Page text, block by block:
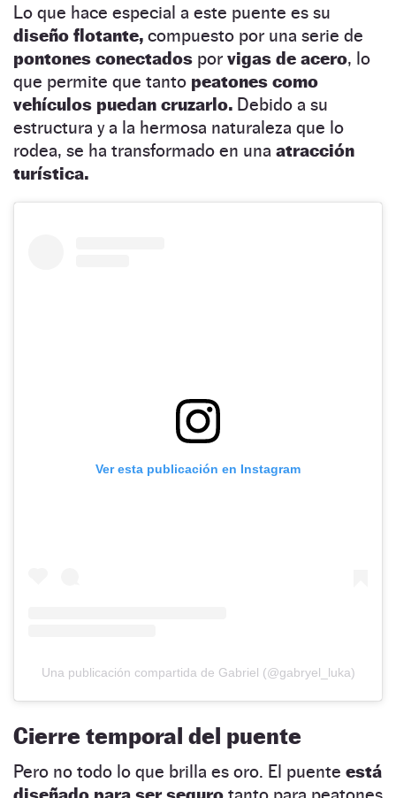
Lo que hace especial a este puente es su
diseño flotante, compuesto por una serie de
pontones conectados por vigas de acero, lo
que permite que tanto peatones como
vehículos puedan cruzarlo. Debido a su
estructura y a la hermosa naturaleza que lo
rodea, se ha transformado en una atracción
turística.
Ver esta publicación en Instagram
Una publicación compartida de Gabriel (@gabryel_luka)
Cierre temporal del puente
Pero no todo lo que brilla es oro. El puente está